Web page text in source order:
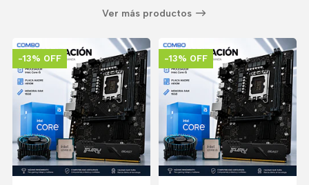
Ver más productos
-13% OFF -13% OFF